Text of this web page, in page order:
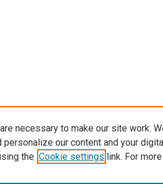
necessary to make our site work.
personalize our content and your
the Cookie settings link. For